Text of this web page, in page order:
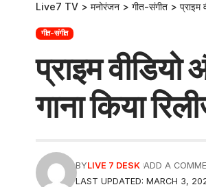
Live7 TV > मनोरंजन > गीत-संगीत > प्राइम
गीत-संगीत
प्राइम
गाना किया
LAST UPDATED: MARCH 3,
BYLIVE 7 DESK ADD A